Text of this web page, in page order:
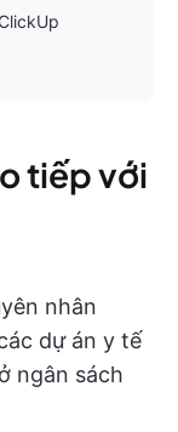
tiếp với
nhân
dự án y tế
ngân sách